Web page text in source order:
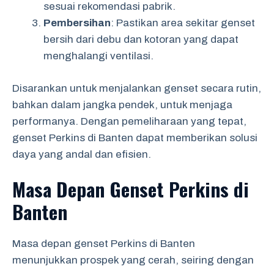
sesuai rekomendasi pabrik.
Pembersihan: Pastikan area sekitar genset
bersih dari debu dan kotoran yang dapat
menghalangi ventilasi.
Disarankan untuk menjalankan genset secara rutin,
bahkan dalam jangka pendek, untuk menjaga
performanya. Dengan pemeliharaan yang tepat,
genset Perkins di Banten dapat memberikan solusi
daya yang andal dan efisien.
Masa Depan Genset Perkins di
Banten
Masa depan genset Perkins di Banten
menunjukkan prospek yang cerah, seiring dengan